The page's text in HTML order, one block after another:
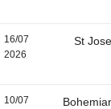
16/07
2026
St
10/07